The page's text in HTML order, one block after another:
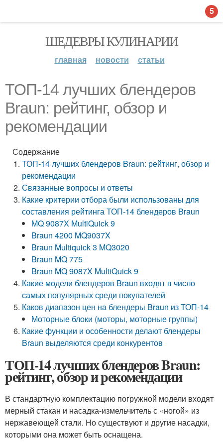
ШЕДЕВРЫ КУЛИНАРИИ
главная новости статьи
ТОП-14 лучших блендеров
Braun: рейтинг, обзор и
рекомендации
Содержание
ТОП-14 лучших блендеров Braun: рейтинг, обзор и
рекомендации
Связанные вопросы и ответы
Какие критерии отбора были использованы для
составления рейтинга ТОП-14 блендеров Braun
MQ 9087X MultiQuick 9
Braun 4200 MQ9037X
Braun Multiquick 3 MQ3020
Braun MQ 775
Braun MQ 9087X MultiQuick 9
Какие модели блендеров Braun входят в число
самых популярных среди покупателей
Каков диапазон цен на блендеры Braun из ТОП-14
Моторные блоки (моторы, моторные группы)
Какие функции и особенности делают блендеры
Braun выделяются среди конкурентов
ТОП-14 лучших блендеров Braun:
рейтинг, обзор и рекомендации
В стандартную комплектацию погружной модели входят
мерный стакан и насадка-измельчитель с «ногой» из
нержавеющей стали. Но существуют и другие насадки,
которыми она может быть оснащена.
5